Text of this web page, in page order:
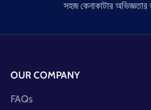
সহজ কেনাকাটার
OUR COMPANY
FAQs